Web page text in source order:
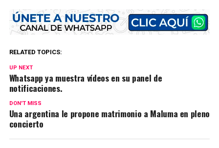
RELATED TOPICS:
UP NEXT
Whatsapp ya muestra vídeos en su panel de
notificaciones.
DON'T MISS
Una argentina le propone matrimonio a Maluma en pleno
concierto